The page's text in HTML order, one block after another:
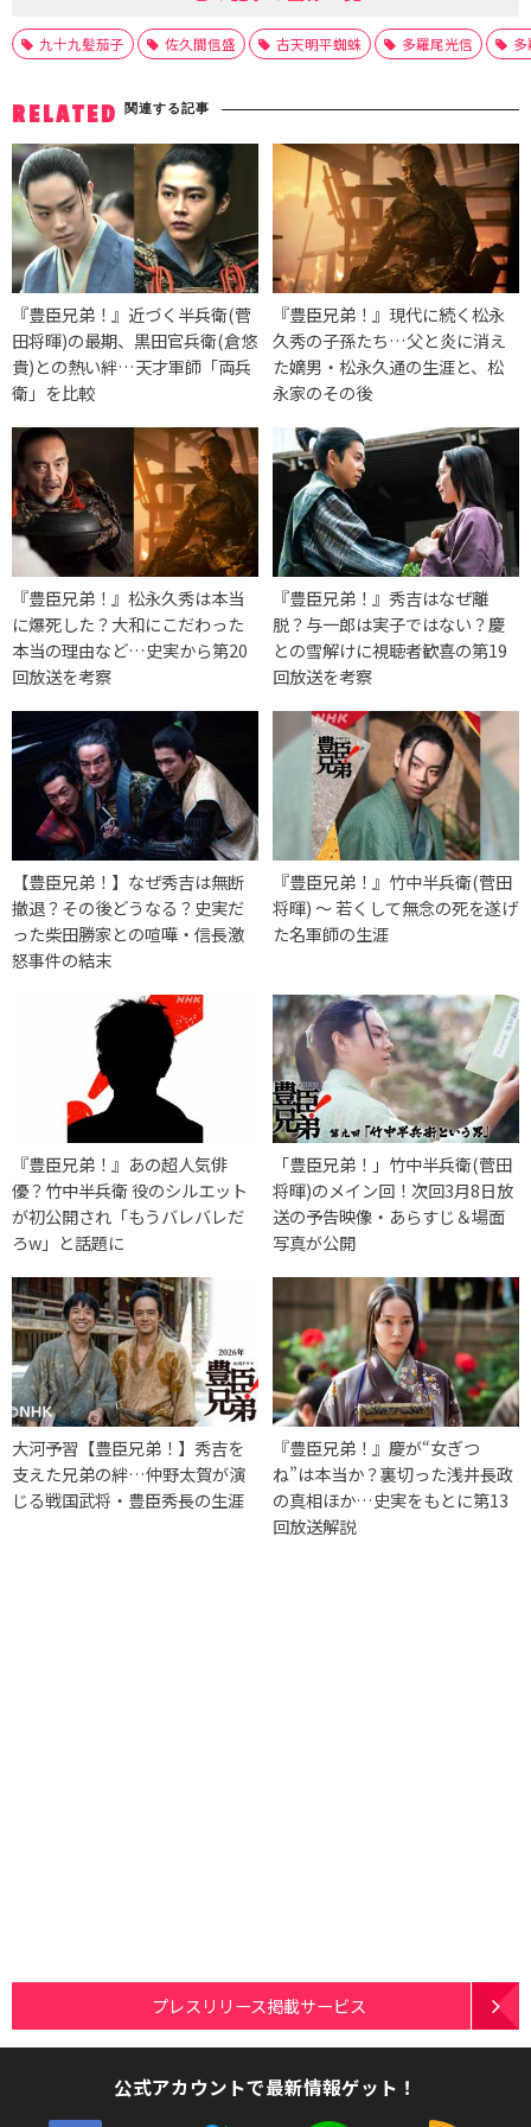
九十九髪茄子 佐久間信盛 古天明平蜘蛛 多羅尾光信 多
RELATED 関連する記事
『豊臣兄弟！』近づく半兵衛(菅
田将暉)の最期、黒田官兵衛(倉悠
貴)との熱い絆…天才軍師「両兵
衛」を比較
『豊臣兄弟！』現代に続く松永
久秀の子孫たち…父と炎に消え
た嫡男・松永久通の生涯と、松
永家のその後
『豊臣兄弟！』松永久秀は本当
に爆死した？大和にこだわった
本当の理由など…史実から第20
回放送を考察
『豊臣兄弟！』秀吉はなぜ離
脱？与一郎は実子ではない？慶
との雪解けに視聴者歓喜の第19
回放送を考察
【豊臣兄弟！】なぜ秀吉は無断
撤退？その後どうなる？史実だ
った柴田勝家との喧嘩・信長激
怒事件の結末
『豊臣兄弟！』竹中半兵衛(菅田
将暉) 〜 若くして無念の死を遂げ
た名軍師の生涯
『豊臣兄弟！』あの超人気俳
優？竹中半兵衛 役のシルエット
が初公開され「もうバレバレだ
ろw」と話題に
「豊臣兄弟！」竹中半兵衛(菅田
将暉)のメイン回！次回3月8日放
送の予告映像・あらすじ＆場面
写真が公開
大河予習【豊臣兄弟！】秀吉を
支えた兄弟の絆…仲野太賀が演
じる戦国武将・豊臣秀長の生涯
『豊臣兄弟！』慶が“女ぎつ
ね”は本当か？裏切った浅井長政
の真相ほか…史実をもとに第13
回放送解説
プレスリリース掲載サービス
公式アカウントで最新情報ゲット！